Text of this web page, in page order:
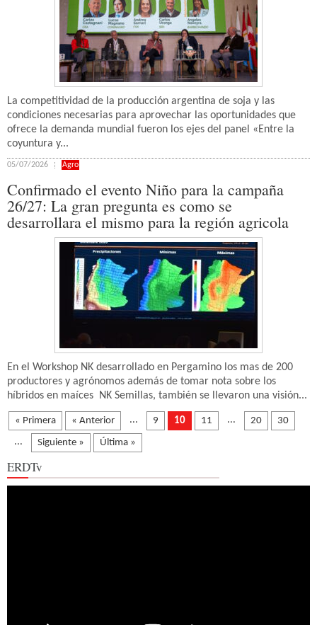
La competitividad de la producción argentina de soja y las
condiciones necesarias para aprovechar las oportunidades que
ofrece la demanda mundial fueron los ejes del panel «Entre la
coyuntura y...
05/07/2026 Agro
Confirmado el evento Niño para la campaña
26/27: La gran pregunta es como se
desarrollara el mismo para la región agricola
En el Workshop NK desarrollado en Pergamino los mas de 200
productores y agrónomos además de tomar nota sobre los
híbridos en maíces ‪ NK Semillas, también se llevaron una visión...
« Primera « Anterior ... 9 10 11 ... 20
30
...
Siguiente » Última »
ERDTv